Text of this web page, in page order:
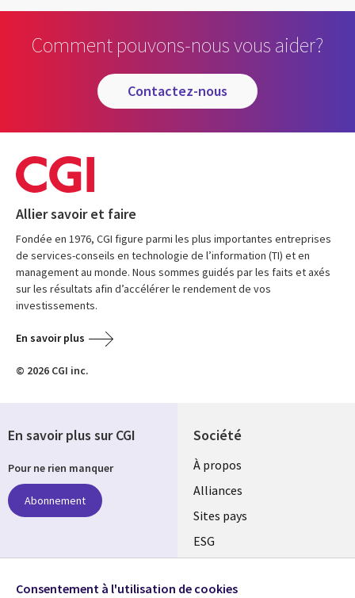
Comment pouvons-nous vous aider?
contactez-nous
Allier savoir et faire
Fondée en 1976, CGI figure parmi les plus importantes entreprises
de services-conseils en technologie de l’information (TI) et en
management au monde. Nous sommes guidés par les faits et axés
sur les résultats afin d’accélérer le rendement de vos
investissements.
En savoir plus
© 2026 CGI inc.
Société
À propos
Alliances
Sites pays
ESG
Fusions
En savoir plus sur CGI
Pour ne rien manquer
Abonnement
Suivez-nous
Consentement à l'utilisation de cookies